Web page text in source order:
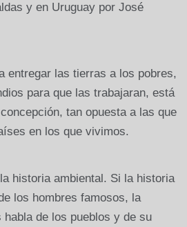
y en Uruguay por José
entregar las tierras a los pobres,
para que las trabajaran, está
tan opuesta a las que
en los que vivimos.
historia ambiental. Si la historia
los hombres famosos, la
habla de los pueblos y de su